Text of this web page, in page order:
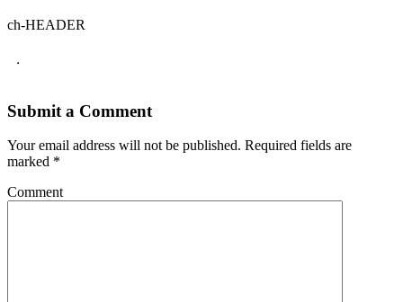
ch-HEADER
.
Submit a Comment
Your email address will not be published. Required fields are
marked *
Comment